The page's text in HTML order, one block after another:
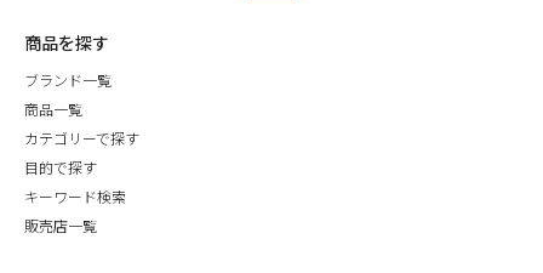
商品を探す
ブランド一覧
商品一覧
カテゴリーで探す
目的で探す
キーワード検索
販売店一覧